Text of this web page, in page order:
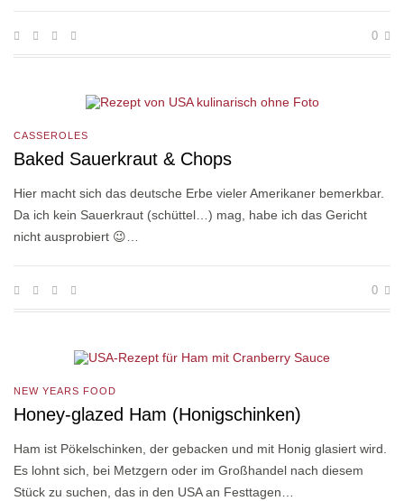
0
CASSEROLES
Baked Sauerkraut & Chops
Hier macht sich das deutsche Erbe vieler Amerikaner bemerkbar.
Da ich kein Sauerkraut (schüttel…) mag, habe ich das Gericht
nicht ausprobiert 😉…
0
NEW YEARS FOOD
Honey-glazed Ham (Honigschinken)
Ham ist Pökelschinken, der gebacken und mit Honig glasiert wird.
Es lohnt sich, bei Metzgern oder im Großhandel nach diesem
Stück zu suchen, das in den USA an Festtagen…